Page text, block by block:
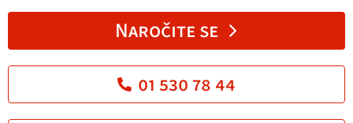
Naročite se
01 530 78 44